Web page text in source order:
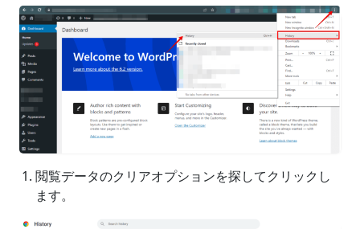
閲覧データのクリアオプションを探してクリックし
ます。